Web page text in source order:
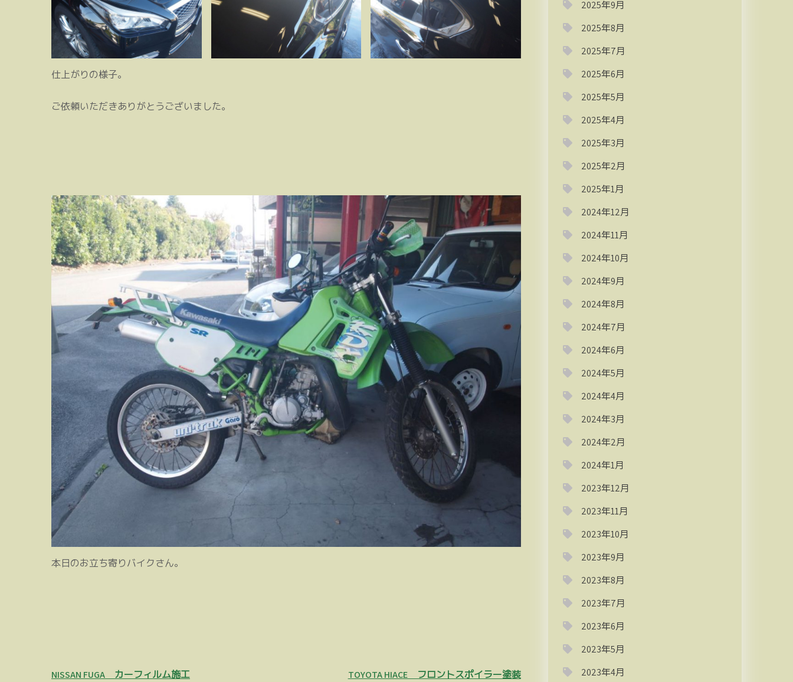
仕上がりの様子。
ご依頼いただきありがとうございました。
本日のお立ち寄りバイクさん。
投
NISSAN FUGA カーフィルム施工 TOYOTA HIACE フロントスポイラー塗装
2025年9月
2025年8月
2025年7月
2025年6月
2025年5月
2025年4月
2025年3月
2025年2月
2025年1月
2024年12月
2024年11月
2024年10月
2024年9月
2024年8月
2024年7月
2024年6月
2024年5月
2024年4月
2024年3月
2024年2月
2024年1月
2023年12月
2023年11月
2023年10月
2023年9月
2023年8月
2023年7月
2023年6月
2023年5月
2023年4月